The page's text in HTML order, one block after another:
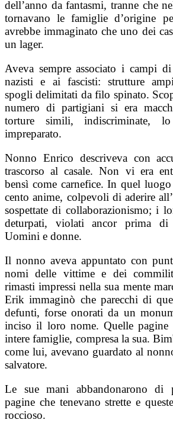
dell’anno da fantasmi, tranne che
tornavano le famiglie d’origine
avrebbe immaginato che uno dei
un lager.
Aveva sempre associato i campi
nazisti e ai fascisti: strutture
spogli delimitati da filo spinato.
numero di partigiani si era
torture simili, indiscriminate,
impreparato.
Nonno Enrico descriveva con
trascorso al casale. Non vi era
bensì come carnefice. In quel
cento anime, colpevoli di aderire
sospettate di collaborazionismo; i
deturpati, violati ancor prima
Uomini e donne.
Il nonno aveva appuntato con
nomi delle vittime e dei
rimasti impressi nella sua mente
Erik immaginò che parecchi di
defunti, forse onorati da un
inciso il loro nome. Quelle pagine
intere famiglie, compresa la sua.
come lui, avevano guardato al
salvatore.
Le sue mani abbandonarono di
pagine che tenevano strette e
roccioso.